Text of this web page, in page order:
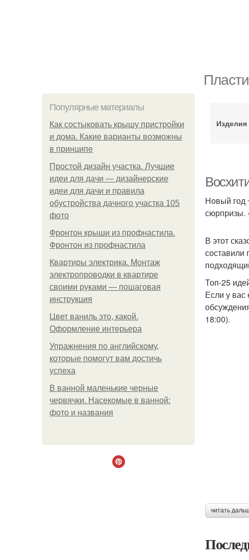
Популярные материалы
Как состыковать крышу пристройки
и дома. Какие варианты возможны
в принципе
Простой дизайн участка. Лучшие
идеи для дачи — дизайнерские
идеи для дачи и правила
обустройства дачного участка 105
фото
Фронтон крыши из профнастила.
Фронтон из профнастила
Квартиры электрика. Монтаж
электропроводки в квартире
своими руками — пошаговая
инструкция
Цвет ваниль это, какой.
Оформление интерьера
Упражнения по английскому,
которые помогут вам достичь
успеха
В ванной маленькие черные
червячки. Насекомые в ванной:
фото и названия
Новый год
сюрпризы.
В этот
составили
Топ-25
Если у вас
18:00).
читать